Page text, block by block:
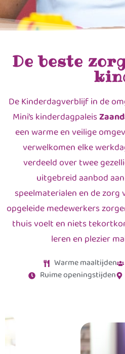
De beste
De Kinderdagverblijf in de
Mini’s kinderdagpaleis
een warme en veilige
verwelkomen elke
verdeeld over twee
uitgebreid aanbod
speelmaterialen en de zorg
opgeleide medewerkers
thuis voelt en niets
leren en plezier
Warme maaltijden
Ruime openingstijden